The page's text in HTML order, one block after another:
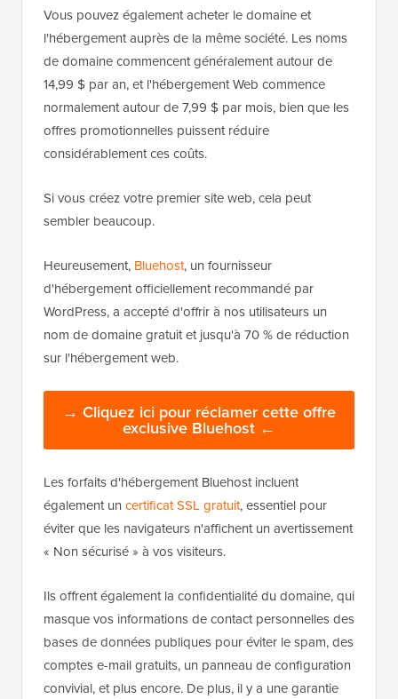
Vous pouvez également acheter le domaine et
l'hébergement auprès de la même société. Les noms
de domaine commencent généralement autour de
14,99 $ par an, et l'hébergement Web commence
normalement autour de 7,99 $ par mois, bien que les
offres promotionnelles puissent réduire
considérablement ces coûts.
Si vous créez votre premier site web, cela peut
sembler beaucoup.
Heureusement, Bluehost, un fournisseur
d'hébergement officiellement recommandé par
WordPress, a accepté d'offrir à nos utilisateurs un
nom de domaine gratuit et jusqu'à 70 % de réduction
sur l'hébergement web.
→ Cliquez ici pour réclamer cette offre
exclusive Bluehost ←
Les forfaits d'hébergement Bluehost incluent
également un certificat SSL gratuit, essentiel pour
éviter que les navigateurs n'affichent un avertissement
« Non sécurisé » à vos visiteurs.
Ils offrent également la confidentialité du domaine, qui
masque vos informations de contact personnelles des
bases de données publiques pour éviter le spam, des
comptes e-mail gratuits, un panneau de configuration
convivial, et plus encore. De plus, il y a une garantie